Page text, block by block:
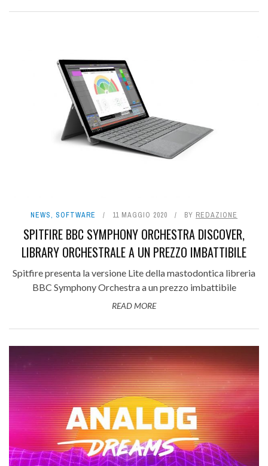
NEWS, SOFTWARE 11 MAGGIO 2020 BY REDAZIONE
SPITFIRE BBC SYMPHONY ORCHESTRA DISCOVER,
LIBRARY ORCHESTRALE A UN PREZZO IMBATTIBILE
Spitfire presenta la versione Lite della mastodontica libreria
BBC Symphony Orchestra a un prezzo imbattibile
READ MORE